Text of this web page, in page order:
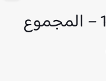
الرياضيات: درس الزمان 1 – المجموع